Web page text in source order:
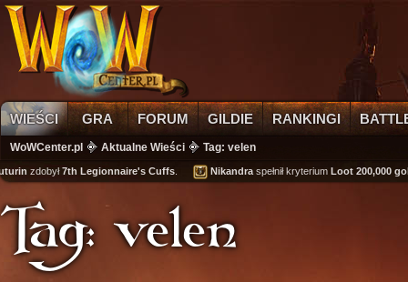
WIEŚCI GRA FORUM GILDIE RANKINGI
WoWCenter.pl Aktualne Wieści Tag: velen
zdobył7th Legionnaire's Cuffs. Nikandraspełnił kryteriumLoot 200,000 gold
Tag: velen